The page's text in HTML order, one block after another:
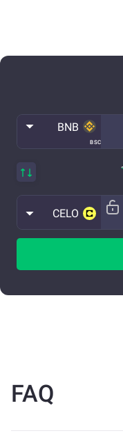
BSC
BNB
CELO
FAQ